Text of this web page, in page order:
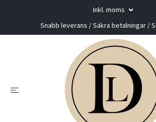
Inkl. moms
Snabb leverans / Säkra betalningar /